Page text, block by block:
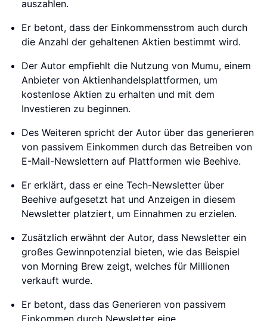
auszahlen.
Er betont, dass der Einkommensstrom auch durch
die Anzahl der gehaltenen Aktien bestimmt wird.
Der Autor empfiehlt die Nutzung von Mumu, einem
Anbieter von Aktienhandelsplattformen, um
kostenlose Aktien zu erhalten und mit dem
Investieren zu beginnen.
Des Weiteren spricht der Autor über das generieren
von passivem Einkommen durch das Betreiben von
E-Mail-Newslettern auf Plattformen wie Beehive.
Er erklärt, dass er eine Tech-Newsletter über
Beehive aufgesetzt hat und Anzeigen in diesem
Newsletter platziert, um Einnahmen zu erzielen.
Zusätzlich erwähnt der Autor, dass Newsletter ein
großes Gewinnpotenzial bieten, wie das Beispiel
von Morning Brew zeigt, welches für Millionen
verkauft wurde.
Er betont, dass das Generieren von passivem
Einkommen durch Newsletter eine